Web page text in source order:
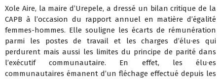
Xole Aire, la maire d’Urepele, a dressé un bilan critique de la
CAPB à l’occasion du rapport annuel en matière d’égalité
femmes-hommes. Elle souligne les écarts de rémunération
parmi les postes de travail et les charges d’élu·es qui
perdurent mais aussi les limites du principe de parité dans
l’exécutif communautaire. En effet, les élu·es
communautaires émanent d’un fléchage effectué depuis les